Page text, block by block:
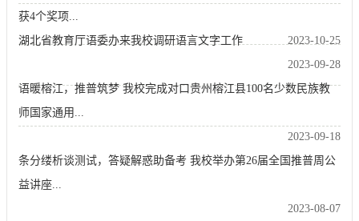
获4个奖项...
2023-10-25
湖北省教育厅语委办来我校调研语言文字工作
2023-09-28
语暖榕江，推普筑梦 我校完成对口贵州榕江县100名少数民族教
师国家通用...
2023-09-18
条分缕析谈测试，答疑解惑助备考 我校举办第26届全国推普周公
益讲座...
2023-08-07